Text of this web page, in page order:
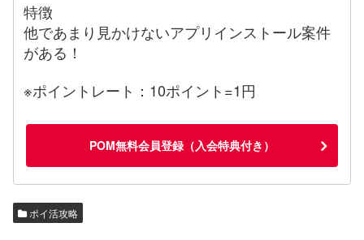
特徴
他であまり見かけないアプリインストール案件
がある！
※ポイントレート：10ポイント=1円
POM無料会員登録（入会特典付き）
ポイ活攻略